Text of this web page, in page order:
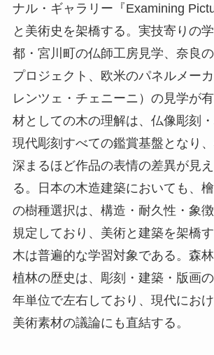
ナル・ギャラリー『Examining
と美術史を架橋する。実技寄りの
都・宮川町の仏師工房見学、奈良
プロジェクト、欧米のパネルメー
レンツェ・チェニーニ）の見学が
材としての木の理解は、仏像彫刻
現代彫刻すべての鑑賞基盤となり
深まるほど作品の表情の差異が見
る。日本の木造建築においても、
の樹種選択は、構造・耐久性・象
規定しており、美術と建築を架橋
木は普遍的な学習対象である。森
植林の歴史は、彫刻・建築・版画
年単位で左右しており、現代にお
美術素材の議論にも直結する。